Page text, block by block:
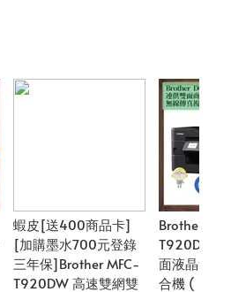
蝦皮[送400商品卡]
[加購墨水700元登錄
三年保]Brother MFC-
T920DW 高速雙網雙
Brother
T920DW
面液晶無線
合機 ( 同級